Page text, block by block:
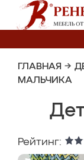
ГЛАВНАЯ →
МАЛЬЧИКА
Рейтинг: